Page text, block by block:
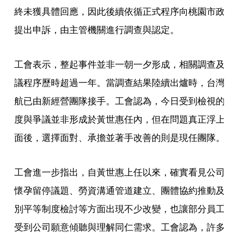
終未獲具體回應，因此後續依循正式程序向桃園市政
提出申訴，由主管機關進行調查與認定。
工會表示，整起事件並非一朝一夕形成，相關調查及
議程序歷時超過一年。當調查結果陸續出爐時，台灣
航已由新經營團隊接手。工會認為，今日受到檢視的
度與爭議並非形成於黃世惠任內，但在問題真正浮上
面後，選擇面對、承擔並著手改善的則是現任團隊。
工會進一步指出，自黃世惠上任以來，確實看見公司
懷孕留停議題、勞資溝通管道建立、團體協約推動及
別平等制度檢討等方面出現不少改變，也讓部分員工
受到公司願意傾聽與理解同仁需求。工會認為，許多